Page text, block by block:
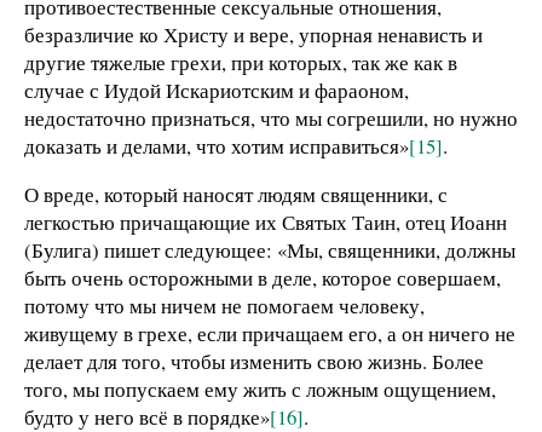
противоестественные сексуальные отношения,
безразличие ко Христу и вере, упорная ненависть и
другие тяжелые грехи, при которых, так же как в
случае с Иудой Искариотским и фараоном,
недостаточно признаться, что мы согрешили, но нужно
доказать и делами, что хотим исправиться»[15].
О вреде, который наносят людям священники, с
легкостью причащающие их Святых Таин, отец Иоанн
(Булига) пишет следующее: «Мы, священники, должны
быть очень осторожными в деле, которое совершаем,
потому что мы ничем не помогаем человеку,
живущему в грехе, если причащаем его, а он ничего не
делает для того, чтобы изменить свою жизнь. Более
того, мы попускаем ему жить с ложным ощущением,
будто у него всё в порядке»[16].